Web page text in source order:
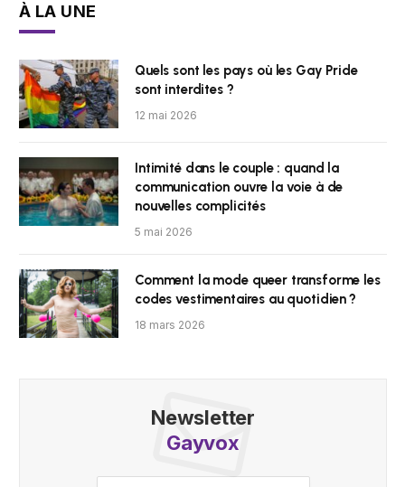
À LA UNE
Quels sont les pays où les Gay Pride
sont interdites ?
12 mai 2026
Intimité dans le couple : quand la
communication ouvre la voie à de
nouvelles complicités
5 mai 2026
Comment la mode queer transforme les
codes vestimentaires au quotidien ?
18 mars 2026
Newsletter
Gayvox